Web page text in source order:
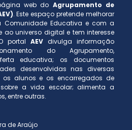
web do Agrupamento de
. Este espaço pretende melhorar
Educativa e com a
ao universo digital e tem interesse
portal AEV divulga informação
do Agrupamento,
educativa; os documentos
desenvolvidas nas diversas
os alunos e os encarregados de
a vida escolar; alimenta a
entre outras.
de Araújo